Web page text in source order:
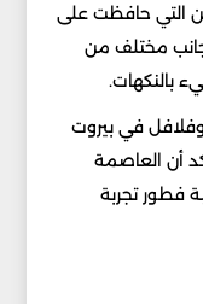
التي حافظت على
جانب مختلف من
بالنكهات.
في بيروت
أن العاصمة
فطور تجربة